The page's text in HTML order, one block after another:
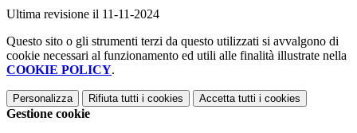
Ultima revisione il 11-11-2024
Questo sito o gli strumenti terzi da questo utilizzati si avvalgono di
cookie necessari al funzionamento ed utili alle finalità illustrate nella
COOKIE POLICY.
Personalizza Rifiuta tutti i cookies Accetta tutti i cookies
Gestione cookie